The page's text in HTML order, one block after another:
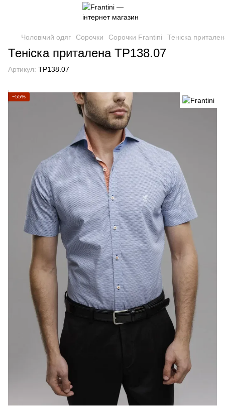
Чоловічий одяг Сорочки Сорочки Frantini Теніска
Теніска приталена TP138.07
Артикул: TP138.07
−55%